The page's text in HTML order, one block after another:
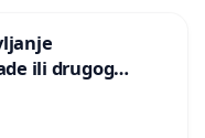
ili drugog
Sarajevu